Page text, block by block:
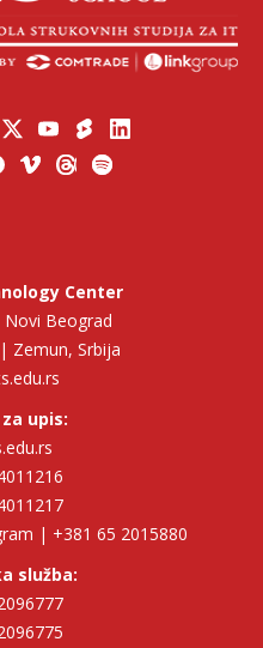
Center
Beograd
Zemun, Srbija
upis:
| +381 65 2015880
služba: